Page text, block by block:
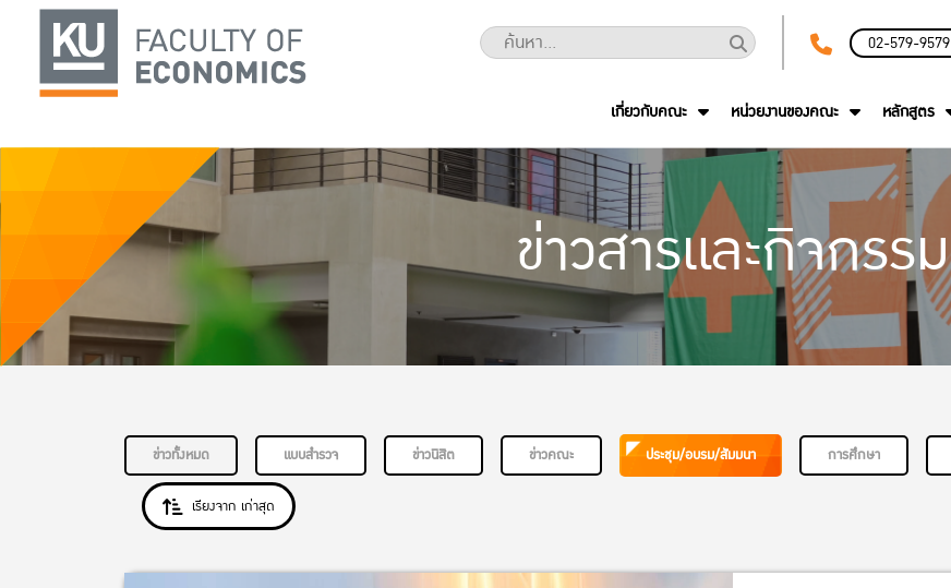
02-579-9579
เกี่ยวกับคณะ หน่วยงานของคณะ หลักสูตร
ข่าวสารและกิจกรรม
ข่าวทั้งหมด แบบสำรวจ ข่าวนิสิต ข่าวคณะ ประชุม/อบรม/สัมมนา การศึกษา
เรียงจาก เก่าสุด